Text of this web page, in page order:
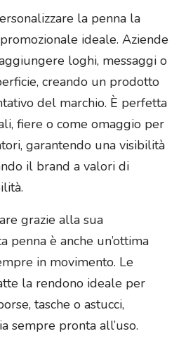
la penna la
ideale. Aziende
loghi, messaggi o
creando un prodotto
del marchio. È perfetta
fiere o come omaggio per
garantendo una visibilità
il brand a valori di
grazie alla sua
penna è anche un’ottima
in movimento. Le
la rendono ideale per
tasche o astucci,
sempre pronta all’uso.